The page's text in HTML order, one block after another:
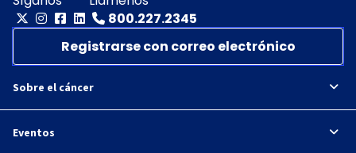
800.227.2345
Registrarse con correo electrónico
Sobre el cáncer
Eventos